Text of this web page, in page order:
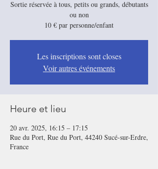
Sortie réservée à tous, petits ou grands, débutants
ou non
Les inscriptions sont closes
Voir autres événements
Heure et lieu
20 avr. 2025, 16:15 – 17:15
Rue du Port, Rue du Port, 44240 Sucé-sur-Erdre,
France